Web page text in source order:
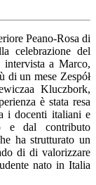
Peano-Rosa di
celebrazione del
intervista a Marco,
di un mese Zespół
Kluczbork,
è stata resa
i docenti italiani e
e dal contributo
ha strutturato un
di di valorizzare
nato in Italia